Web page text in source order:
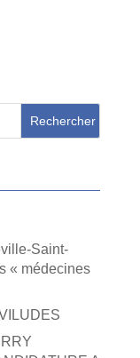
Saint-
« médecines